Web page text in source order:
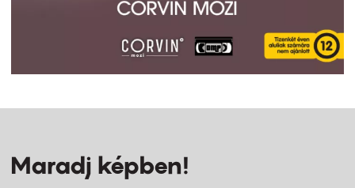
Maradj képben!